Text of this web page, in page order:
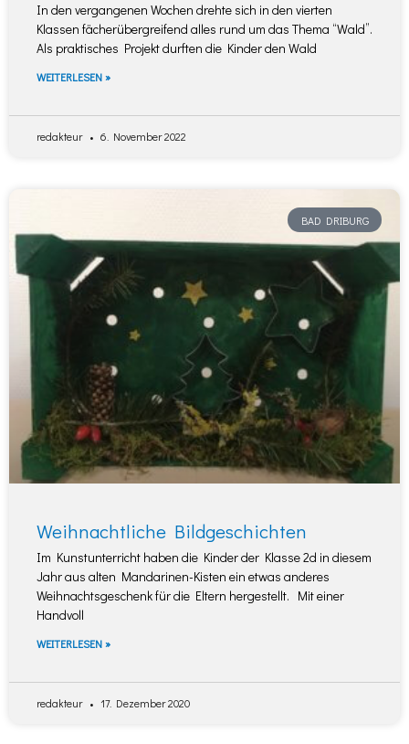
In den vergangenen Wochen drehte sich in den vierten
Klassen fächerübergreifend alles rund um das Thema “Wald”.
Als praktisches Projekt durften die Kinder den Wald
WEITERLESEN »
redakteur 6. November 2022
BAD DRIBURG
Weihnachtliche Bildgeschichten
Im Kunstunterricht haben die Kinder der Klasse 2d in diesem
Jahr aus alten Mandarinen-Kisten ein etwas anderes
Weihnachtsgeschenk für die Eltern hergestellt. Mit einer
Handvoll
WEITERLESEN »
redakteur 17. Dezember 2020